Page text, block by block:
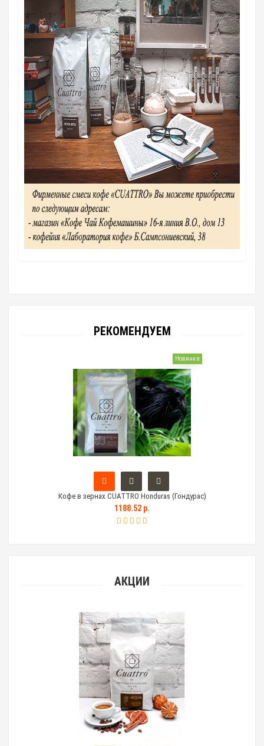
РЕКОМЕНДУЕМ
Новинка
Кофе в зернах CUATTRO Honduras (Гондурас)
1188.52 р.
АКЦИИ